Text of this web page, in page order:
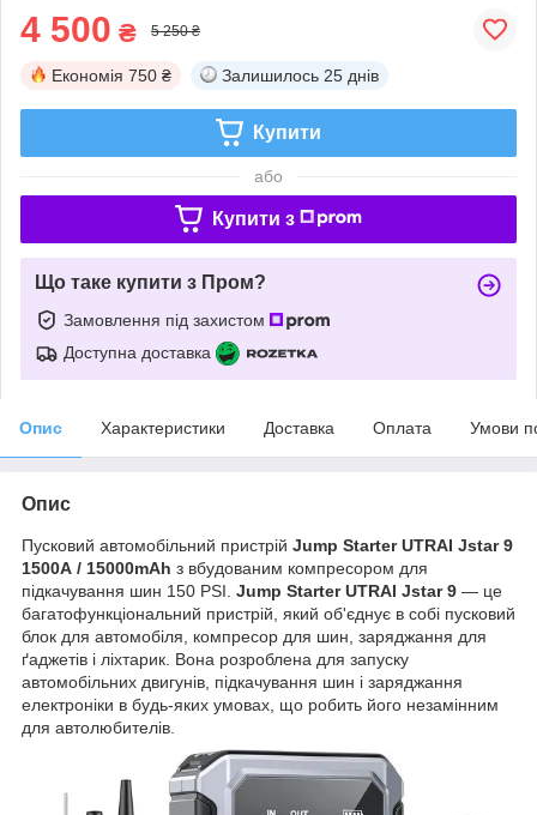
4 500 ₴ 5 250 ₴
Економія 750 ₴ Залишилось 25 днів
Купити
або
Купити з
Що таке купити з Пром?
Замовлення під захистом
Доступна доставка
Опис Характеристики Доставка Оплата Умови
Опис
Пусковий автомобільний пристрій Jump Starter UTRAI Jstar 9
1500А / 15000mAh з вбудованим компресором для
підкачування шин 150 PSI. Jump Starter UTRAI Jstar 9 — це
багатофункціональний пристрій, який об'єднує в собі пусковий
блок для автомобіля, компресор для шин, заряджання для
ґаджетів і ліхтарик. Вона розроблена для запуску
автомобільних двигунів, підкачування шин і заряджання
електроніки в будь-яких умовах, що робить його незамінним
для автолюбителів.